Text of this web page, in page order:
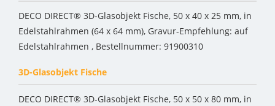
DECO DIRECT® 3D-Glasobjekt Fische, 50 x 40 x 25 mm, in
Edelstahlrahmen (64 x 64 mm), Gravur-Empfehlung: auf
Edelstahlrahmen , Bestellnummer: 91900310
3D-Glasobjekt Fische
DECO DIRECT® 3D-Glasobjekt Fische, 50 x 50 x 80 mm, in